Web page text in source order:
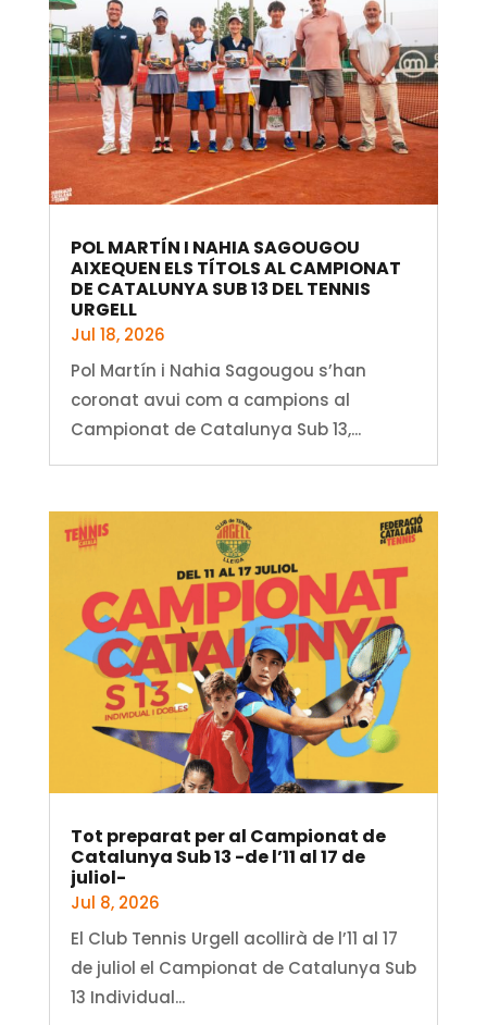
POL MARTÍN I NAHIA SAGOUGOU
AIXEQUEN ELS TÍTOLS AL CAMPIONAT
DE CATALUNYA SUB 13 DEL TENNIS
URGELL
Jul 18, 2026
Pol Martín i Nahia Sagougou s’han
coronat avui com a campions al
Campionat de Catalunya Sub 13,...
Tot preparat per al Campionat de
Catalunya Sub 13 -de l’11 al 17 de
juliol-
Jul 8, 2026
El Club Tennis Urgell acollirà de l’11 al 17
de juliol el Campionat de Catalunya Sub
13 Individual...